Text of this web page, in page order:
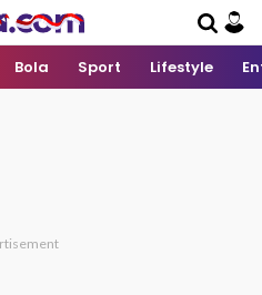
Bola Sport Lifestyle